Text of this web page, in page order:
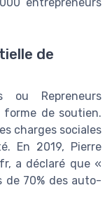
de
ou Repreneurs
forme de soutien.
charges sociales
En 2019, Pierre
a déclaré que «
de 70% des auto-